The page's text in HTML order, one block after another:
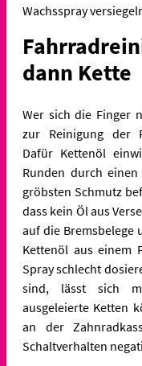
Wachsspray
dann Kette
Wer sich die Finger
zur Reinigung der
Dafür Kettenöl
Runden durch
gröbsten Schmutz
dass kein Öl aus
auf die Bremsbelege
Kettenöl aus einem
Spray schlecht
sind, lässt sich
ausgeleierte Ketten
an der
Schaltverhalten